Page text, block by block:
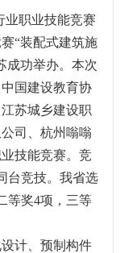
业职业技能竞赛
“装配式建筑施
成功举办。本次
国建设教育协
苏城乡建设职
司、杭州嗡嗡
技能竞赛。竞
台竞技。我省选
等奖4项，三等
计、预制构件